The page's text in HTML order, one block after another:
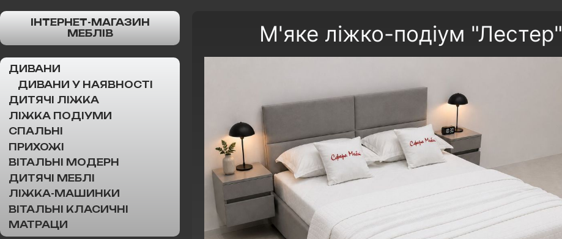
М'яке ліжко-подіум "Лестер"
ІНТЕРНЕТ-МАГАЗИН
МЕБЛІВ
ДИВАНИ
ДИВАНИ У НАЯВНОСТІ
ДИТЯЧІ ЛІЖКА
ЛІЖКА ПОДІУМИ
СПАЛЬНІ
ПРИХОЖІ
ВІТАЛЬНІ МОДЕРН
ДИТЯЧІ МЕБЛІ
ЛІЖКА-МАШИНКИ
ВІТАЛЬНІ КЛАСИЧНІ
МАТРАЦИ